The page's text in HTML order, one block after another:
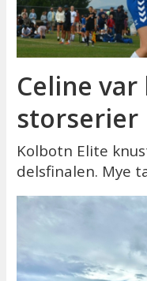
Celine
storserier
Kolbotn Elite
delsfinalen. Mye